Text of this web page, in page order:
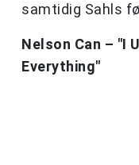
samtidig Sahls
Nelson Can – "I
Everything"